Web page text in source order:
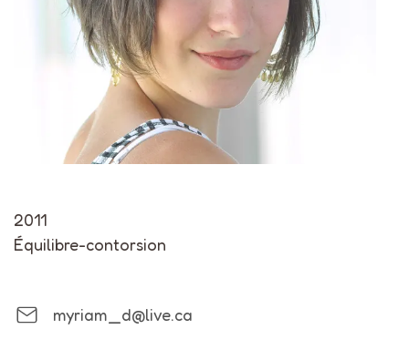
2011
Équilibre-contorsion
myriam_d@live.ca